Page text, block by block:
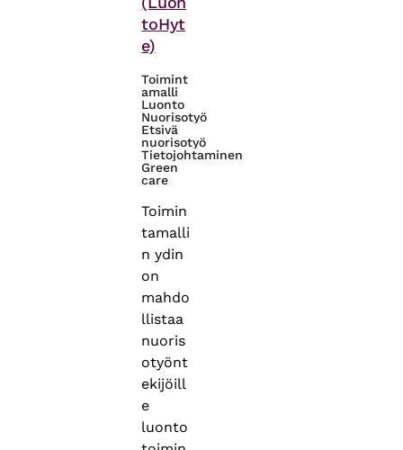
toHyt
e)
Toimint
amalli
Luonto
Nuorisotyö
Etsivä
nuorisotyö
Tietojohtaminen
Green
care
Toimin
tamalli
n ydin
on
mahdo
llistaa
nuoris
otyönt
ekijöill
e
luonto